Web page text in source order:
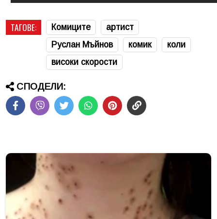
ТАГОВЕ: Комиците
артист
Руслан Мъйнов
комик
коли
високи скорости
СПОДЕЛИ: